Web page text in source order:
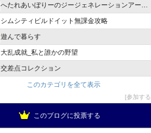
へたれあいぼりーのジージェネレーションアーカイブ
シムシティビルドイット無課金攻略
遊んで暮らす
大乱成就_私と誰かの野望
交差点コレクション
このカテゴリを全て表示
参加する
このブログに投票する